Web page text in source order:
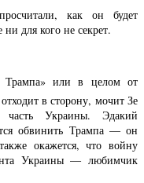
как он будет
для кого не секрет.
Трампа» или в целом от
в сторону, мочит Зе
Украины. Эдакий
обвинить Трампа — он
окажется, что войну
Украины — любимчик